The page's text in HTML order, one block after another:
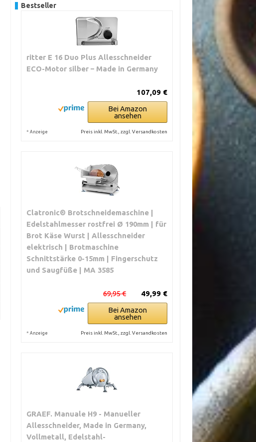
Bestseller
ritter E 16 Duo Plus Allesschneider
ECO-Motor silber – Made in Germany
107,09 €
Bei Amazon
ansehen
* Anzeige Preis inkl. MwSt., zzgl. Versandkosten
Clatronic® Brotschneidemaschine |
Edelstahlmesser rostfrei Ø 190mm | für
Brot Käse Wurst | Allesschneider
elektrisch | Brotmaschine
Schnittstärke 0-15mm | Fingerschutz
und Saugfüße | MA 3585
49,99 €
69,95 €
Bei Amazon
ansehen
* Anzeige Preis inkl. MwSt., zzgl. Versandkosten
GRAEF. Manuale H9 - Manueller
Allesschneider, Made in Germany,
Vollmetall, Edelstahl-